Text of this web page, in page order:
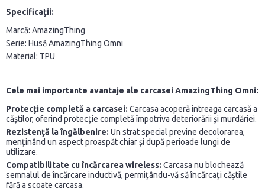
Specificații:
Marcă: AmazingThing
Serie: Husă AmazingThing Omni
Material: TPU
Cele mai importante avantaje ale carcasei AmazingThing Omni:
Protecție completă a carcasei: Carcasa acoperă întreaga carcasă a
căștilor, oferind protecție completă împotriva deteriorării și murdăriei.
Rezistență la îngălbenire: Un strat special previne decolorarea,
menținând un aspect proaspăt chiar și după perioade lungi de
utilizare.
Compatibilitate cu încărcarea wireless: Carcasa nu blochează
semnalul de încărcare inductivă, permițându-vă să încărcați căștile
fără a scoate carcasa.